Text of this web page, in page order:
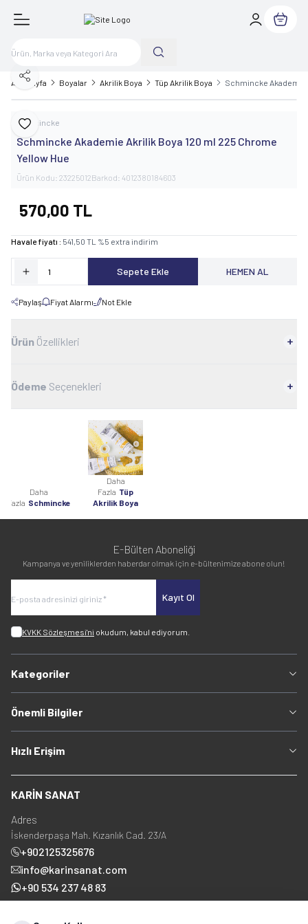
Sepetim
Ana Sayfa Boyalar Akrilik Boya Tüp Akrilik Boya Schmincke Akademie
Favoriye Ekle
Paylaş
Schmincke
Schmincke Akademie Akrilik Boya 120 ml 225 Chrome
Yellow Hue
Ürün Kodu: 23225012Barkod: 4012380184603
570,00 TL
Havale fiyatı : 541,50 TL %5 extra indirim
Sepete Ekle HEMEN AL
Paylaş Fiyat Alarmı Not Ekle
Ürün Özellikleri
Ödeme Seçenekleri
Daha
Fazla Schmincke
Daha
Fazla Tüp
Akrilik Boya
E-Bülten Aboneliği
Kampanya ve yeniliklerden haberdar olmak için e-bültenimize abone olun!
Kayıt Ol
KVKK Sözleşmesi'ni okudum, kabul ediyorum.
Kategoriler
Önemli Bilgiler
Hızlı Erişim
KARİN SANAT
Adres
İskenderpaşa Mah. Kızanlık Cad. 23/A
+902125325676
info@karinsanat.com
+90 534 237 48 83